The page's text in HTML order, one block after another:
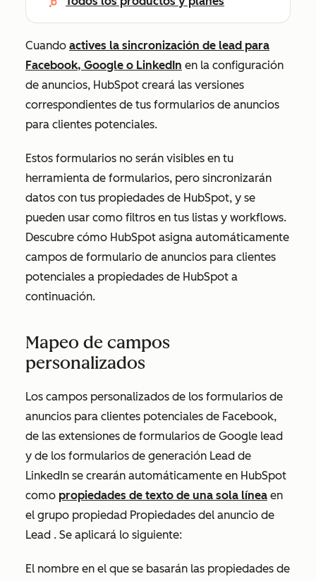
Cuando actives la sincronización de lead para
Facebook, Google o LinkedIn en la configuración
de anuncios, HubSpot creará las versiones
correspondientes de tus formularios de anuncios
para clientes potenciales.
Estos formularios no serán visibles en tu
herramienta de formularios, pero sincronizarán
datos con tus propiedades de HubSpot, y se
pueden usar como filtros en tus listas y workflows.
Descubre cómo HubSpot asigna automáticamente
campos de formulario de anuncios para clientes
potenciales a propiedades de HubSpot a
continuación.
Mapeo de campos
personalizados
Los campos personalizados de los formularios de
anuncios para clientes potenciales de Facebook,
de las extensiones de formularios de Google lead
y de los formularios de generación Lead de
LinkedIn se crearán automáticamente en HubSpot
como propiedades de texto de una sola línea en
el grupo propiedad Propiedades del anuncio de
Lead . Se aplicará lo siguiente:
El nombre en el que se basarán las propiedades de